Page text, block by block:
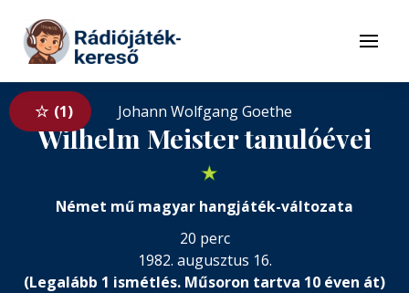
Tovább a tartalomhoz
Menü
1 Johann Wolfgang Goethe
Wilhelm Meister tanulóévei
★
Német mű magyar hangjáték-változata
20 perc
1982. augusztus 16.
(Legalább 1 ismétlés. Műsoron tartva 10 éven át)